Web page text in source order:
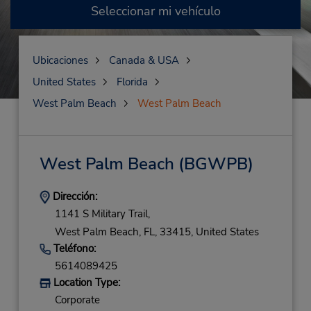
Seleccionar mi vehículo
Ubicaciones
Canada & USA
United States
Florida
West Palm Beach
West Palm Beach
West Palm Beach (BGWPB)
Dirección:
1141 S Military Trail,
West Palm Beach, FL, 33415, United States
Teléfono:
5614089425
Location Type:
Corporate